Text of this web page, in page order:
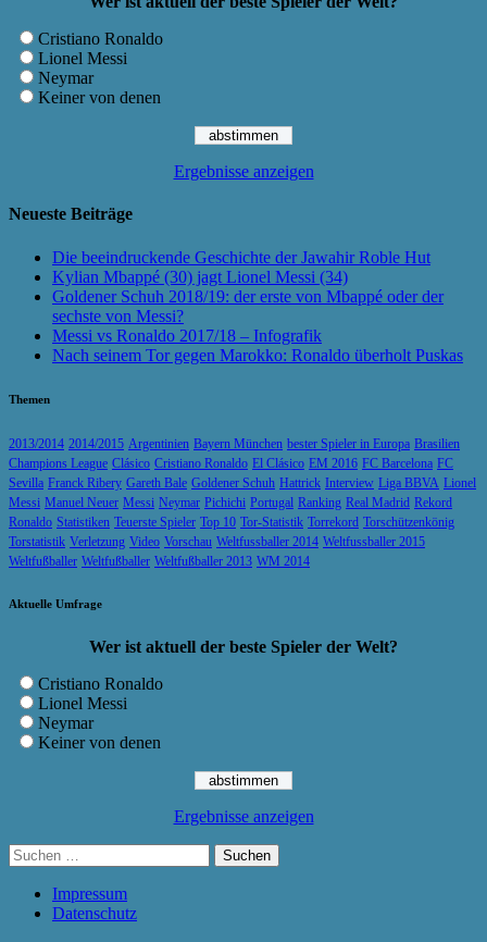
Cristiano Ronaldo
Lionel Messi
Neymar
Keiner von denen
Ergebnisse anzeigen
Neueste Beiträge
Die beeindruckende Geschichte der Jawahir Roble Hut
Kylian Mbappé (30) jagt Lionel Messi (34)
Goldener Schuh 2018/19: der erste von Mbappé oder der
sechste von Messi?
Messi vs Ronaldo 2017/18 – Infografik
Nach seinem Tor gegen Marokko: Ronaldo überholt Puskas
Themen
2013/2014 2014/2015 Argentinien Bayern München bester Spieler in Europa Brasilien
Champions League Clásico Cristiano Ronaldo El Clásico EM 2016 FC Barcelona FC
Sevilla Franck Ribery Gareth Bale Goldener Schuh Hattrick Interview Liga BBVA Lionel
Messi Manuel Neuer Messi Neymar Pichichi Portugal Ranking Real Madrid Rekord
Ronaldo Statistiken Teuerste Spieler Top 10 Tor-Statistik Torrekord Torschützenkönig
Torstatistik Verletzung Video Vorschau Weltfussballer 2014 Weltfussballer 2015
Weltfußballer Weltfußballer Weltfußballer 2013 WM 2014
Aktuelle Umfrage
Wer ist aktuell der beste Spieler der Welt?
Cristiano Ronaldo
Lionel Messi
Neymar
Keiner von denen
Ergebnisse anzeigen
Suchen
nach:
Impressum
Datenschutz